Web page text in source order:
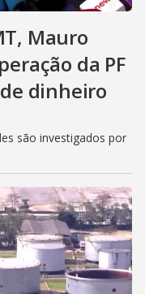
Mauro
da PF
dinheiro
são investigados por